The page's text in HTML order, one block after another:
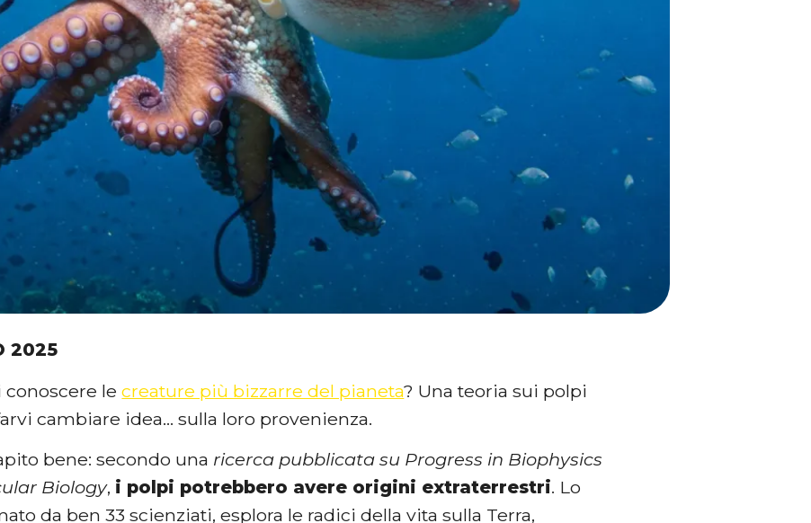
2025
conoscere lecreature più bizzarre del pianeta? Una teoria sui polpi
cambiare idea… sulla loro provenienza.
bene: secondo una ricerca pubblicata su Progress in Biophysics
Biology, i polpi potrebbero avere origini extraterrestri. Lo
da ben 33 scienziati, esplora le radici della vita sulla Terra,